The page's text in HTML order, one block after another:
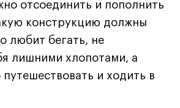
отсоединить и пополнить
конструкцию должны
любит бегать, не
лишними хлопотами, а
путешествовать и ходить в